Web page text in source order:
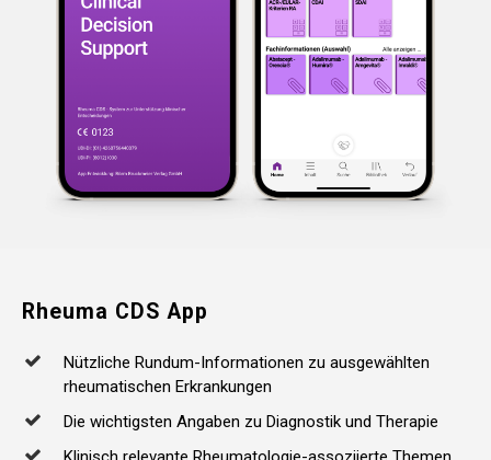
Rheuma CDS App
Nützliche Rundum-Informationen zu ausgewählten
rheumatischen Erkrankungen
Die wichtigsten Angaben zu Diagnostik und Therapie